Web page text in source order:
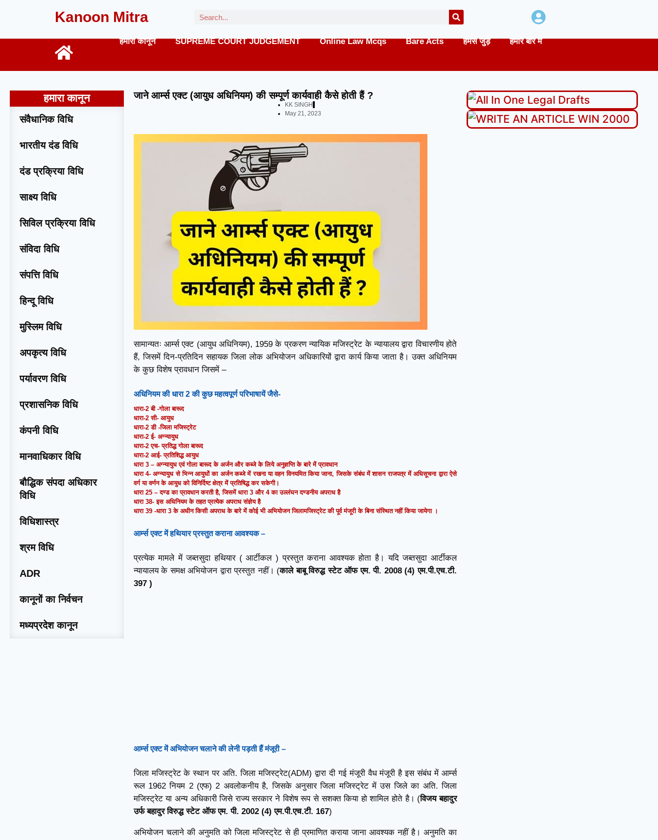
Kanoon Mitra
हमारा कानून SUPREME COURT JUDGEMENT Online Law Mcqs Bare Acts हमसे जुड़े हमारे बारे में
हमारा कानून
संवैधानिक विधि
भारतीय दंड विधि
दंड प्रक्रिया विधि
साक्ष्य विधि
सिविल प्रक्रिया विधि
संविदा विधि
संपत्ति विधि
हिन्दू विधि
मुस्लिम विधि
अपकृत्य विधि
पर्यावरण विधि
प्रशासनिक विधि
कंपनी विधि
मानवाधिकार विधि
बौद्धिक संपदा अधिकार
विधि
विधिशास्त्र
श्रम विधि
ADR
कानूनों का निर्वचन
मध्यप्रदेश कानून
जाने आर्म्स एक्ट (आयुध अधिनियम) की सम्पूर्ण कार्यवाही कैसे होती हैं ?
KK SINGH
May 21, 2023
सामान्यतः आर्म्स एक्ट (आयुध अधिनियम), 1959 के प्रकरण न्यायिक मजिस्ट्रेट के न्यायालय द्वारा विचारणीय होते
हैं, जिसमें दिन-प्रतिदिन सहायक जिला लोक अभियोजन अधिकारियों द्वारा कार्य किया जाता है। उक्त अधिनियम
के कुछ विशेष प्रावधान जिसमें –
अधिनियम की धारा 2 की कुछ महत्वपूर्ण परिभाषायें जैसे-
धारा-2 बी -गोला बारूद
धारा-2 सी- आयुध
धारा-2 डी -जिला मजिस्ट्रेट
धारा-2 ई- अग्न्यायुध
धारा-2 एच- प्रतिद्ध गोला बारूद
धारा-2 आई- प्रतिशिद्ध आयुध
धारा 3 – अग्न्यायुध एवं गोला बारूद के अर्जन और कब्जे के लिये अनुज्ञप्ति के बारे में प्रावधान
धारा 4- अग्न्यायुध से भिन्न आयुधों का अर्जन कब्जे में रखना या वहन विनयमित किया जाना, जिसके संबंध में शासन राजपत्र में अधिसूचना द्वारा ऐसे
वर्ग या वर्णन के आयुध को विनिर्दिष्ट क्षेत्र में प्रतिषिद्ध कर सकेगी।
धारा 25 – दण्ड का प्रावधान करती है, जिसमें धारा 3 और 4 का उल्लंघन दण्डनीय अपराध है
धारा 38- इस अधिनियम के तहत प्रत्येक अपराध संज्ञेय है
धारा 39 -धारा 3 के अधीन किसी अपराध के बारे में कोई भी अभियोजन जिलामजिस्ट्रेट की पूर्व मंजूरी के बिना संस्थित नहीं किया जायेगा ।
आर्म्स एक्ट में हथियार प्रस्तुत कराना आवश्यक –
प्रत्येक मामले में जब्तसुदा हथियार ( आर्टीकल ) प्रस्तुत कराना आवश्यक होता है। यदि जब्तसुदा आर्टीकल
न्यायालय के समक्ष अभियोजन द्वारा प्रस्तुत नहीं। (काले बाबू विरुद्ध स्टेट ऑफ एम. पी. 2008 (4) एम.पी.एच.टी.
397 )
आर्म्स एक्ट में अभियोजन चलाने की लेनी पड़ती हैं मंजूरी–
जिला मजिस्ट्रेट के स्थान पर अति. जिला मजिस्ट्रेट(ADM) द्वारा दी गई मंजूरी वैध मंजूरी है इस संबंध में आर्म्स
रूल 1962 नियम 2 (एफ) 2 अवलोकनीय है, जिसके अनुसार जिला मजिस्ट्रेट में उस जिले का अति. जिला
मजिस्ट्रेट या अन्य अधिकारी जिसे राज्य सरकार ने विशेष रूप से सशक्त किया हो शामिल होते है। (विजय बहादुर
उर्फ बहादुर विरुद्ध स्टेट ऑफ एम. पी. 2002 (4) एम.पी.एच.टी. 167)
अभियोजन चलाने की अनुमति को जिला मजिस्ट्रेट से ही प्रमाणित कराया जाना आवश्यक नहीं है। अनुमति का